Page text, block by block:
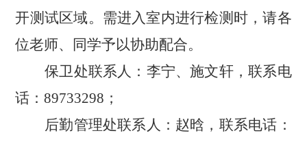
开测试区域。需进入室内进行检测时，请各
位老师、同学予以协助配合。
保卫处联系人：李宁、施文轩，联系电
话：89733298；
后勤管理处联系人：赵晗，联系电话：